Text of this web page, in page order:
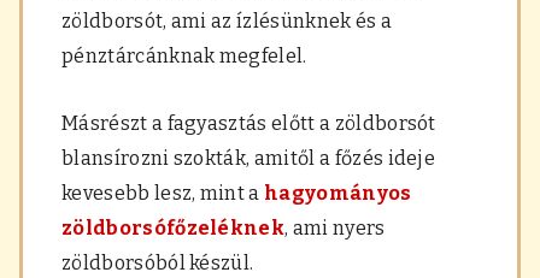
zöldborsót, ami az ízlésünknek és a
pénztárcánknak megfelel.
Másrészt a fagyasztás előtt a zöldborsót
blansírozni szokták, amitől a főzés ideje
kevesebb lesz, mint a hagyományos
zöldborsófőzeléknek, ami nyers
zöldborsóból készül.